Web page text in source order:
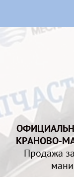
КРАНОВО-
Продажа